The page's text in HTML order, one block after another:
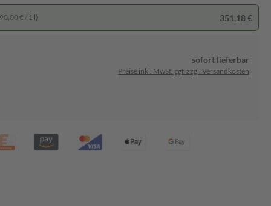
€ / 1 l) 351,18 €
sofort lieferbar
Preise inkl. MwSt. ggf. zzgl. Versandkosten